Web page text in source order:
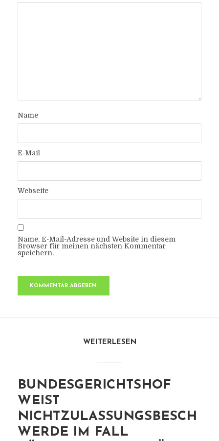
Name
E-Mail
Webseite
Name, E-Mail-Adresse und Website in diesem
Browser für meinen nächsten Kommentar
speichern.
WEITERLESEN
BUNDESGERICHTSHOF
WEIST
NICHTZULASSUNGSBESCH
WERDE IM FALL